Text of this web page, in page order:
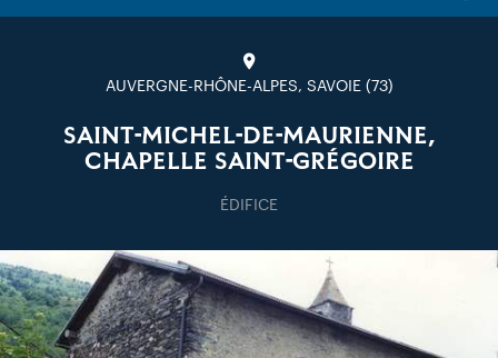
AUVERGNE-RHÔNE-ALPES, SAVOIE (73)
SAINT-MICHEL-DE-MAURIENNE,
CHAPELLE SAINT-GRÉGOIRE
ÉDIFICE